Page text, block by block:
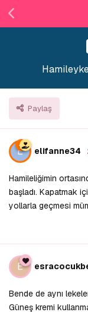
Paylaş
E elifanne34
Hamileliğimin
başladı. Kapatmak
yollarla geçmesi
E
Bende de aynı
Güneş kremi